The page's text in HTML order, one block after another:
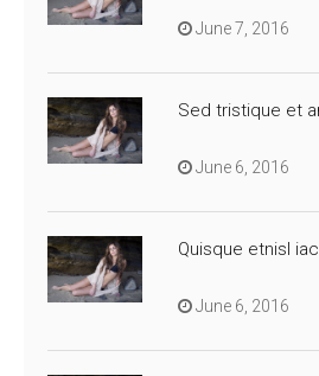
June 7, 2016
Sed tristique et
June 6, 2016
Quisque etnisl
June 6, 2016